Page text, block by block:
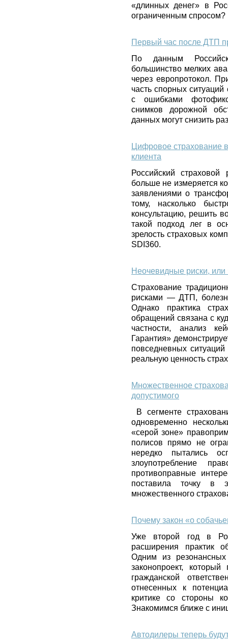
«длинных денег» в
ограниченным спросом?
Первый час после ДТП
По данным
большинство мелких
через европротокол.
часть спорных
с ошибками
снимков дорожной
данных могут снизить
Цифровое страхование
клиента
Российский
больше не измеряется
заявлениями о
тому, насколько
консультацию, решить
такой подход лег в
зрелость страховых
SDI360.
Неочевидные риски, или
Страхование
рисками — ДТП,
Однако практика
обращений связана с
частности, анализ
Гарантия»
повседневных
реальную ценность
Множественное
допустимого
В сегменте
одновременно
«серой зоне»
полисов прямо не
нередко пытались
злоупотребление
противоправные
поставила точку в
множественного
Почему закон «о
Уже второй год в
расширения практик
Одним из
законопроект, который
гражданской
отнесенных к
критике со стороны
Знакомимся ближе с
Автодилеры теперь